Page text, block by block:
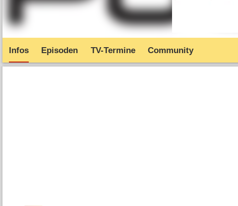
Infos Episoden TV-Termine Community